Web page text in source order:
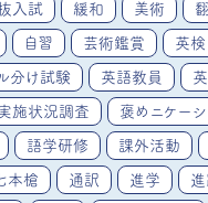
入試 緩和 美術
自習 芸術鑑賞 英検
分け試験 英語教員
施状況調査 褒めニケーシ
語学研修 課外活動
本槍 通訳 進学